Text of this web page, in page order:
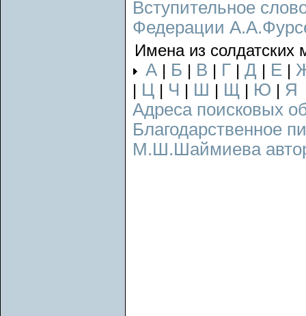
Вступительное
Федерации
Имена из солдатских
А | Б | В | Г | Д | Е |
| Ц | Ч | Ш | Щ | Ю | Я
Адреса поисковых
Благодарственное
М.Ш.Шаймиева